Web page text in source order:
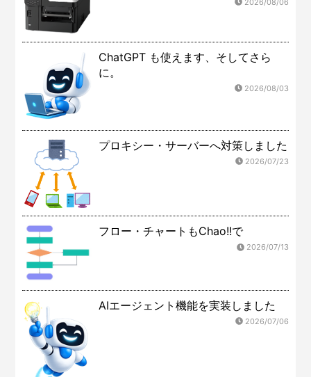
2026/08/06
ChatGPT も使えます、そしてさら
に。
2026/08/03
プロキシー・サーバーへ対策しました
2026/07/23
フロー・チャートもChao!!で
2026/07/13
AIエージェント機能を実装しました
2026/07/06